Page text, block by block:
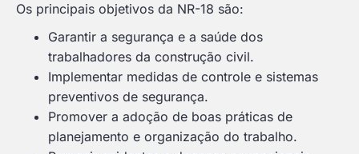
Os principais objetivos da NR-18 são:
Garantir a segurança e a saúde dos
trabalhadores da construção civil.
Implementar medidas de controle e sistemas
preventivos de segurança.
Promover a adoção de boas práticas de
planejamento e organização do trabalho.